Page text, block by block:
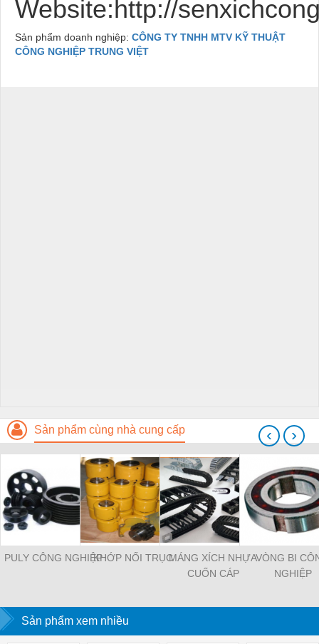
Website:http://
Sản phẩm doanh nghiệp: CÔNG TY TNHH MTV KỸ THUẬT
CÔNG NGHIỆP TRUNG VIỆT
Sản phẩm cùng nhà cung cấp
PULY CÔNG NGHIỆPKHỚP NỐI TRỤCMÁNG XÍCH NHỰA
CUỐN CÁP
VÒNG BI
NGHIỆP
‹ ›
Sản phẩm xem nhiều